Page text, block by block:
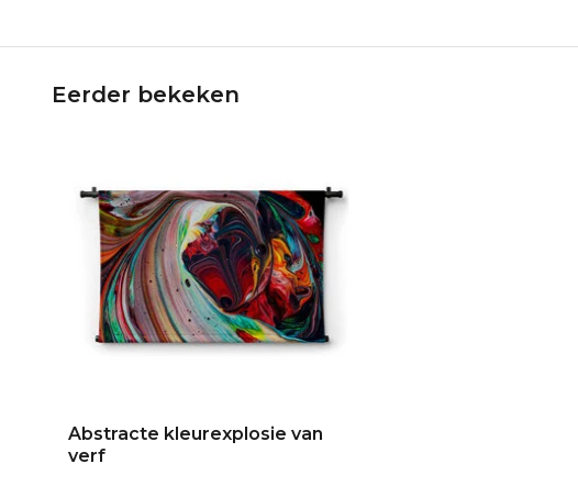
Eerder bekeken
Abstracte kleurexplosie van
verf